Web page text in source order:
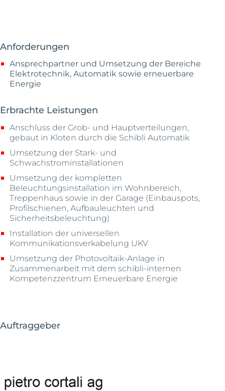
Anforderungen
Ansprechpartner und Umsetzung der Bereiche
Elektrotechnik, Automatik sowie erneuerbare
Energie
Erbrachte Leistungen
Anschluss der Grob- und Hauptverteilungen,
gebaut in Kloten durch die Schibli Automatik
Umsetzung der Stark- und
Schwachstrominstallationen
Umsetzung der kompletten
Beleuchtungsinstallation im Wohnbereich,
Treppenhaus sowie in der Garage (Einbauspots,
Profilschienen, Aufbauleuchten und
Sicherheitsbeleuchtung)
Installation der universellen
Kommunikationsverkabelung UKV
Umsetzung der Photovoltaik-Anlage in
Zusammenarbeit mit dem schibli-internen
Kompetenzzentrum Erneuerbare Energie
Auftraggeber